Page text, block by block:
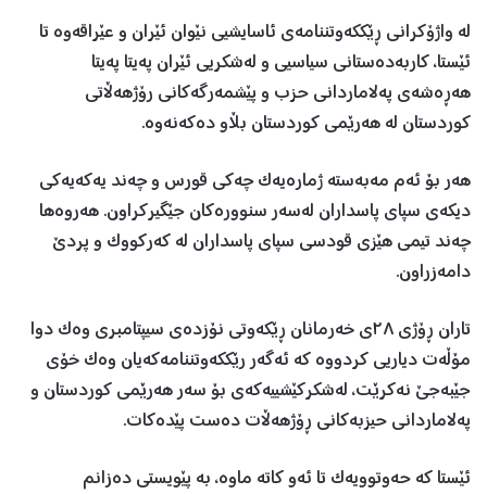
لە واژۆکرانی ڕێککەوتننامەی ئاسایشیی نێوان ئێران و عێراقەوە تا
ئێستا، کاربەدەستانی سیاسیی و لەشکریی ئێران پەیتا پەیتا
هەڕەشەی پەلاماردانی حزب و پێشمەرگەکانی رۆژهەڵاتی
کوردستان لە هەرێمی کوردستان بڵاو دەکەنەوە.
هەر بۆ ئەم مەبەستە ژمارەیەک چەکی قورس و چەند یەکەیەکی
دیکەی سپای پاسداران لەسەر سنوورەکان جێگیرکراون. هەروەها
چەند تیمی ھێزی قودسی سپای پاسداران لە کەرکووک و پردێ
دامەزراون.
تاران ڕۆژی ٢٨ی خەرمانان ڕێکەوتی نۆزدەی سیپتامبری وەک دوا
مۆڵەت دیاریی کردووە کە ئەگەر رێککەوتننامەکەیان وەک خۆی
جێبەجێ نەکرێت، لەشکرکێشییەکەی بۆ سەر هەرێمی کوردستان و
پەلاماردانی حیزبەکانی ڕۆژھەڵات دەست پێدەکات.
ئێستا کە حەوتوویەک تا ئەو کاتە ماوە، بە پێویستی دەزانم